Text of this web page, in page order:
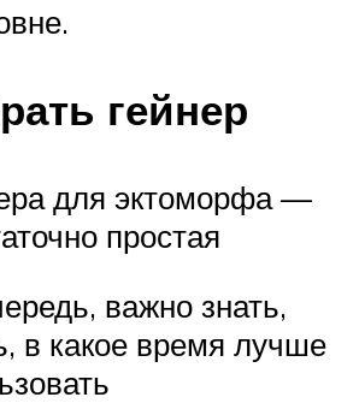
гейнер
для эктоморфа —
простая
важно знать,
в какое время лучше